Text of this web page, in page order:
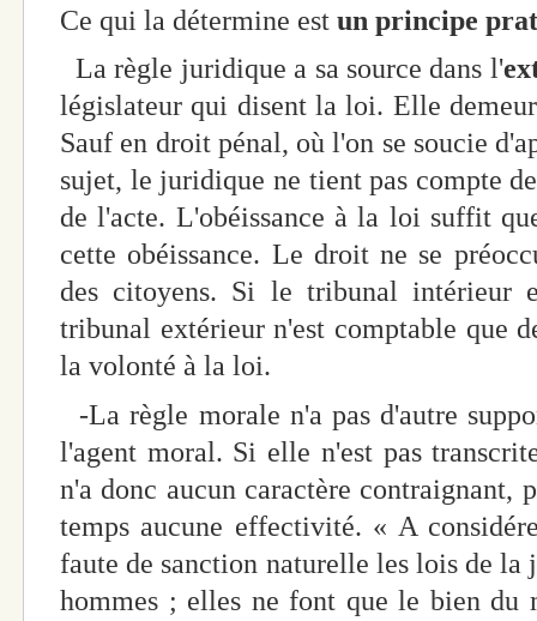
Ce qui la détermine est un principe
La règle juridique a sa source dans l'
législateur qui disent la loi. Elle
Sauf en droit pénal, où l'on se soucie
sujet, le juridique ne tient pas compte
de l'acte. L'obéissance à la loi suffit
cette obéissance. Le droit ne se
des citoyens. Si le tribunal intérieur
tribunal extérieur n'est comptable que
la volonté à la loi.
-La règle morale n'a pas d'autre
l'agent moral. Si elle n'est pas
n'a donc aucun caractère contraignant,
temps aucune effectivité. « A
faute de sanction naturelle les lois de la
hommes ; elles ne font que le bien du